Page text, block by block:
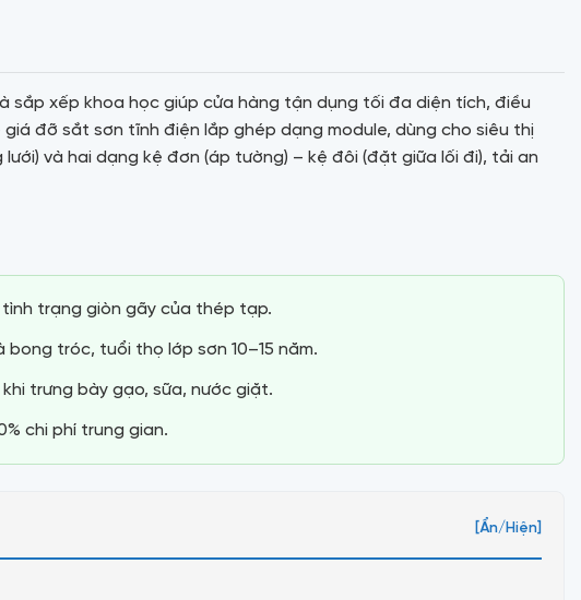
sắp xếp khoa học giúp cửa hàng tận dụng tối đa diện tích, điều
đỡ sắt sơn tĩnh điện lắp ghép dạng module, dùng cho siêu thị
và hai dạng kệ đơn (áp tường) – kệ đôi (đặt giữa lối đi), tải an
trạng giòn gãy của thép tạp.
tróc, tuổi thọ lớp sơn 10–15 năm.
trưng bày gạo, sữa, nước giặt.
chi phí trung gian.
[Ẩn/Hiện]